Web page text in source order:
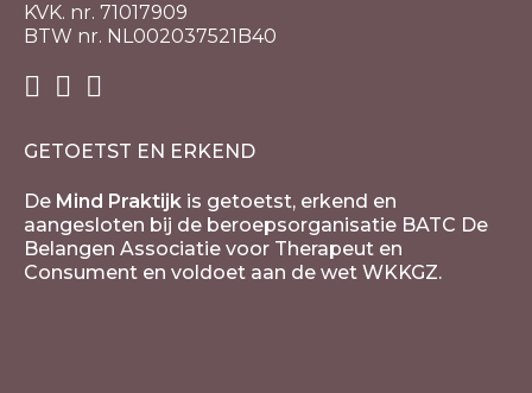
KVK. nr. 71017909
BTW nr. NL002037521B40
GETOETST EN ERKEND
De Mind Praktijk is getoetst, erkend en
aangesloten bij de beroepsorganisatie BATC De
Belangen Associatie voor Therapeut en
Consument en voldoet aan de wet WKKGZ.